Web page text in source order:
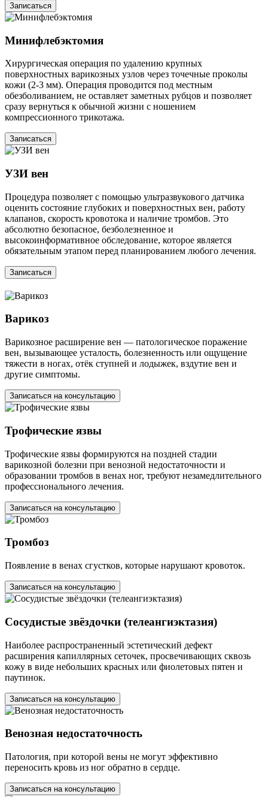
Записаться
Минифлебэктомия
Хирургическая операция по удалению крупных
поверхностных варикозных узлов через точечные проколы
кожи (2-3 мм). Операция проводится под местным
обезболиванием, не оставляет заметных рубцов и позволяет
сразу вернуться к обычной жизни с ношением
компрессионного трикотажа.
Записаться
УЗИ вен
Процедура позволяет с помощью ультразвукового датчика
оценить состояние глубоких и поверхностных вен, работу
клапанов, скорость кровотока и наличие тромбов. Это
абсолютно безопасное, безболезненное и
высокоинформативное обследование, которое является
обязательным этапом перед планированием любого лечения.
Записаться
Варикоз
Варикозное расширение вен — патологическое поражение
вен, вызывающее усталость, болезненность или ощущение
тяжести в ногах, отёк ступней и лодыжек, вздутие вен и
другие симптомы.
Записаться на консультацию
Трофические язвы
Трофические язвы формируются на поздней стадии
варикозной болезни при венозной недостаточности и
образовании тромбов в венах ног, требуют незамедлительного
профессионального лечения.
Записаться на консультацию
Тромбоз
Появление в венах сгустков, которые нарушают кровоток.
Записаться на консультацию
Сосудистые звёздочки (телеангиэктазия)
Наиболее распространенный эстетический дефект
расширения капиллярных сеточек, просвечивающих сквозь
кожу в виде небольших красных или фиолетовых пятен и
паутинок.
Записаться на консультацию
Венозная недостаточность
Патология, при которой вены не могут эффективно
переносить кровь из ног обратно в сердце.
Записаться на консультацию